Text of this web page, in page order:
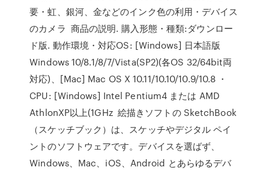
要・虹、銀河、金などのインク色の利用・デバイス
のカメラ 商品の説明. 購入形態・種類:ダウンロー
ド版. 動作環境・対応OS: [Windows] 日本語版
Windows 10/8.1/8/7/Vista(SP2)(各OS 32/64bit両
対応)、[Mac] Mac OS X 10.11/10.10/10.9/10.8 ・
CPU: [Windows] Intel Pentium4 または AMD
AthlonXP以上(1GHz 絵描きソフトの SketchBook
（スケッチブック）は、スケッチやデジタル ペイ
ントのソフトウェアです。デバイスを選ばず、
Windows、Mac、iOS、Android とあらゆるデバ